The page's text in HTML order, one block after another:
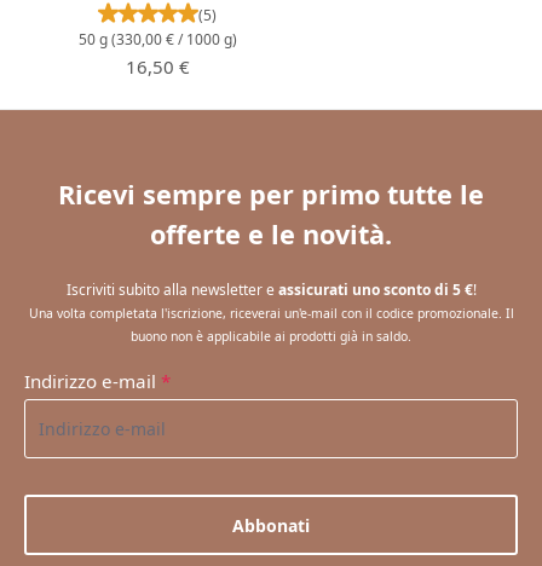
Valutazione media di 5 su 5 stelle
(5)
50 g(330,00 € / 1000 g)
Prezzo normale:
16,50 €
Ricevi sempre per primo tutte le
offerte e le novità.
Iscriviti subito alla newsletter e assicurati uno sconto di 5 €!
Una volta completata l'iscrizione, riceverai un'e-mail con il codice promozionale. Il
buono non è applicabile ai prodotti già in saldo.
Indirizzo e-mail *
Abbonati